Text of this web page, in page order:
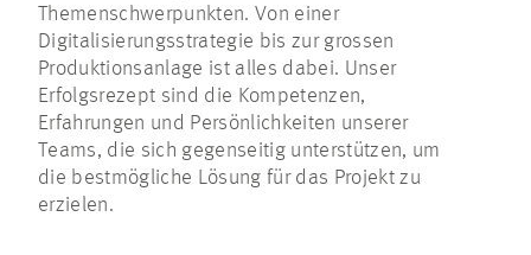
Themenschwerpunkten. Von einer
Digitalisierungsstrategie bis zur grossen
Produktionsanlage ist alles dabei. Unser
Erfolgsrezept sind die Kompetenzen,
Erfahrungen und Persönlichkeiten unserer
Teams, die sich gegenseitig unterstützen, um
die bestmögliche Lösung für das Projekt zu
erzielen.